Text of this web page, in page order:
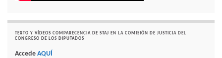
TEXTO Y VÍDEOS COMPARECENCIA DE STAJ EN LA COMISIÓN DE JUSTICIA DEL
CONGRESO DE LOS DIPUTADOS
Accede AQUÍ